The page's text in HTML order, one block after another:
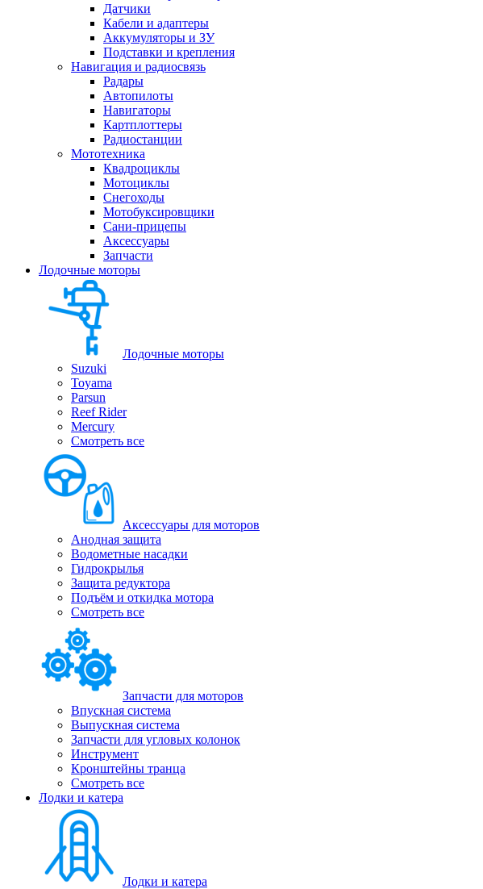
Датчики
Кабели и адаптеры
Аккумуляторы и ЗУ
Подставки и крепления
Навигация и радиосвязь
Радары
Автопилоты
Навигаторы
Картплоттеры
Радиостанции
Мототехника
Квадроциклы
Мотоциклы
Снегоходы
Мотобуксировщики
Сани-прицепы
Аксессуары
Запчасти
Лодочные моторы
Лодочные моторы
Suzuki
Toyama
Parsun
Reef Rider
Mercury
Смотреть все
Аксессуары для моторов
Анодная защита
Водометные насадки
Гидрокрылья
Защита редуктора
Подъём и откидка мотора
Смотреть все
Запчасти для моторов
Впускная система
Выпускная система
Запчасти для угловых колонок
Инструмент
Кронштейны транца
Смотреть все
Лодки и катера
Лодки и катера